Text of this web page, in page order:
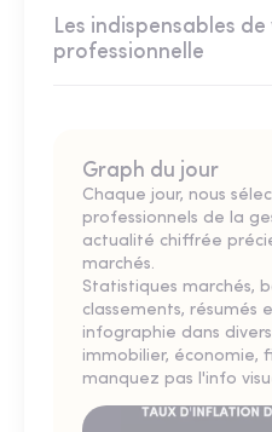
Les indispensables
professionnelle
Graph du jour
Chaque jour, nous
professionnels de la
actualité chiffrée
marchés.
Statistiques marchés,
classements, résumés
infographie dans
immobilier, économie,
manquez pas l'info